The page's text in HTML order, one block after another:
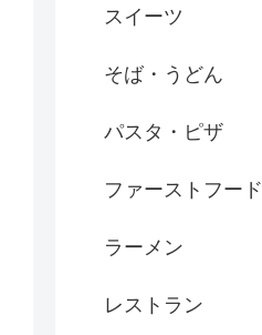
スイーツ
そば・うどん
パスタ・ピザ
ファーストフード
ラーメン
レストラン